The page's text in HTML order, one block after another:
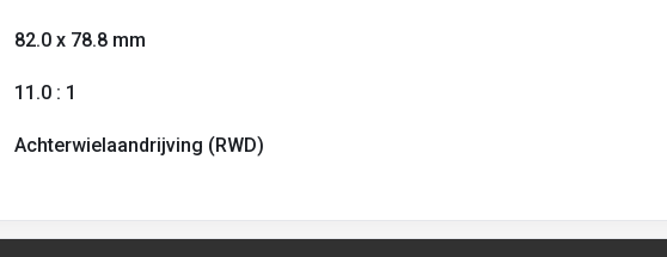
82.0 x 78.8 mm
11.0 : 1
Achterwielaandrijving (RWD)